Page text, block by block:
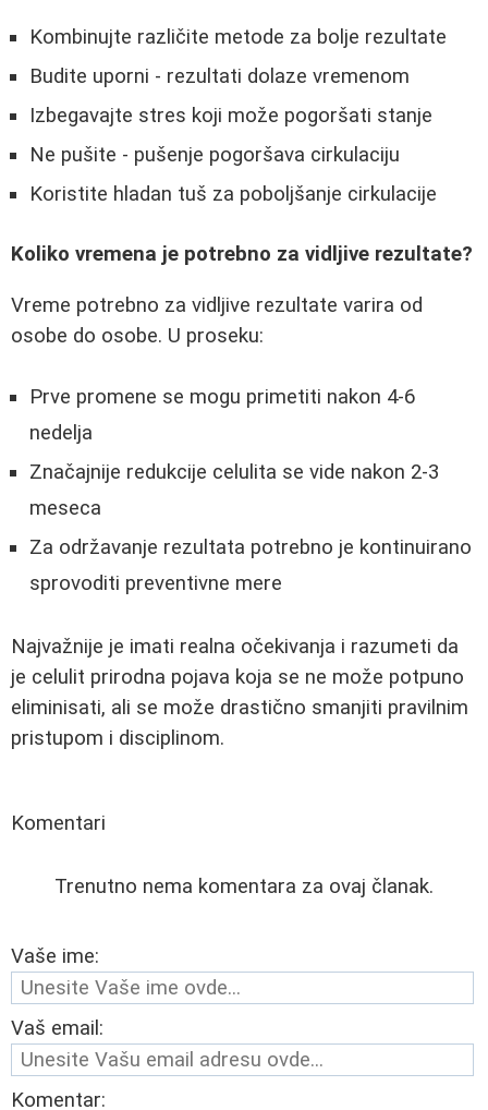
Kombinujte različite metode za bolje rezultate
Budite uporni - rezultati dolaze vremenom
Izbegavajte stres koji može pogoršati stanje
Ne pušite - pušenje pogoršava cirkulaciju
Koristite hladan tuš za poboljšanje cirkulacije
Koliko vremena je potrebno za vidljive rezultate?
Vreme potrebno za vidljive rezultate varira od
osobe do osobe. U proseku:
Prve promene se mogu primetiti nakon 4-6
nedelja
Značajnije redukcije celulita se vide nakon 2-3
meseca
Za održavanje rezultata potrebno je kontinuirano
sprovoditi preventivne mere
Najvažnije je imati realna očekivanja i razumeti da
je celulit prirodna pojava koja se ne može potpuno
eliminisati, ali se može drastično smanjiti pravilnim
pristupom i disciplinom.
Komentari
Trenutno nema komentara za ovaj članak.
Vaše ime:
Vaš email:
Komentar: